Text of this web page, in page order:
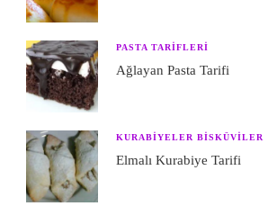
PASTA TARIFLERI
Ağlayan Pasta Tarifi
KURABIYELER BISKÜVILER
Elmalı Kurabiye Tarifi